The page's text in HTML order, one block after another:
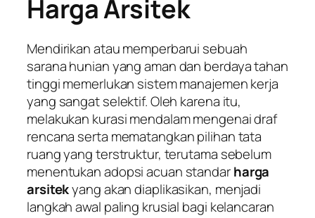
Harga Arsitek
Mendirikan atau memperbarui sebuah
sarana hunian yang aman dan berdaya tahan
tinggi memerlukan sistem manajemen kerja
yang sangat selektif. Oleh karena itu,
melakukan kurasi mendalam mengenai draf
rencana serta mematangkan pilihan tata
ruang yang terstruktur, terutama sebelum
menentukan adopsi acuan standarharga
arsitekyang akan diaplikasikan, menjadi
langkah awal paling krusial bagi kelancaran